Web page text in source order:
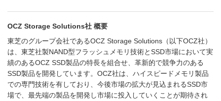
OCZ Storage Solutions社 概要
東芝のグループ会社であるOCZ Storage Solutions（以下OCZ社）
は、東芝社製NAND型フラッシュメモリ技術とSSD市場において実
績のあるOCZ SSD製品の特長を組合せ、革新的で競争力のある
SSD製品を開発しています。OCZ社は、ハイスピードメモリ製品
での専門技術を有しており、今後市場の拡大が見込まれるSSD市
場で、最先端の製品を開発し市場に投入していくことが期待され